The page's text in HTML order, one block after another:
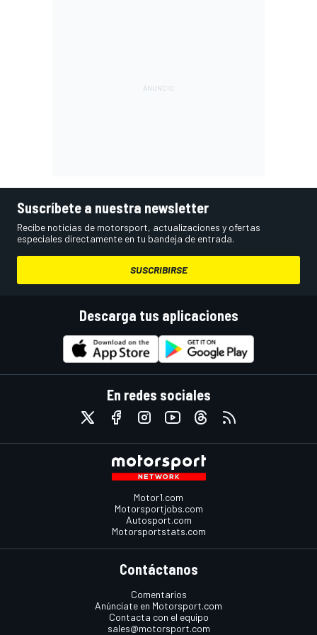
Suscríbete a nuestra newsletter
Recibe noticias de motorsport, actualizaciones y ofertas
especiales directamente en tu bandeja de entrada.
SUSCRIBIRSE
Descarga tus aplicaciones
En redes sociales
Motor1.com
Motorsportjobs.com
Autosport.com
Motorsportstats.com
Contáctanos
Comentarios
Anúnciate en Motorsport.com
Contacta con el equipo
sales@motorsport.com